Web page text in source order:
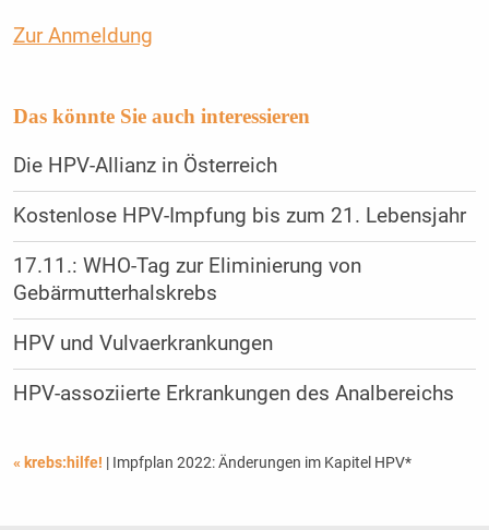
Zur Anmeldung
Das könnte Sie auch interessieren
Die HPV-Allianz in Österreich
Kostenlose HPV-Impfung bis zum 21. Lebensjahr
17.11.: WHO-Tag zur Eliminierung von
Gebärmutterhalskrebs
HPV und Vulvaerkrankungen
HPV-assoziierte Erkrankungen des Analbereichs
« krebs:hilfe! | Impfplan 2022: Änderungen im Kapitel HPV*